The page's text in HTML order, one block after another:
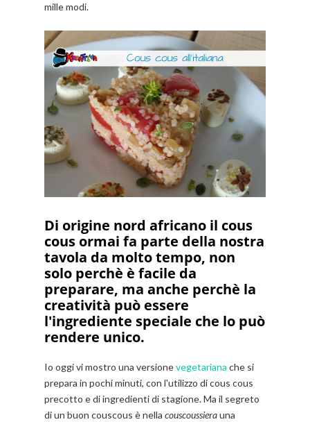
mille modi.
Di origine nord africano il cous
cous ormai fa parte della nostra
tavola da molto tempo, non
solo perchè è facile da
preparare, ma anche perchè la
creatività può essere
l'ingrediente speciale che lo può
rendere unico.
Io oggi vi mostro una versionevegetariana che si
prepara in pochi minuti, con l'utilizzo di cous cous
precotto e di ingredienti di stagione.Ma il segreto
di un buon couscous è nella couscoussierauna